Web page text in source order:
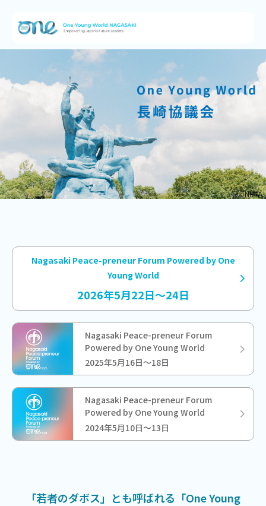
Nagasaki Peace-preneur Forum Powered by One
Young World
2026年5月22日〜24日
Nagasaki Peace-preneur Forum
Powered by One Young World
2025年5月16日～18日
Nagasaki Peace-preneur Forum
Powered by One Young World
2024年5月10日～13日
「若者のダボス」とも呼ばれる「One Young